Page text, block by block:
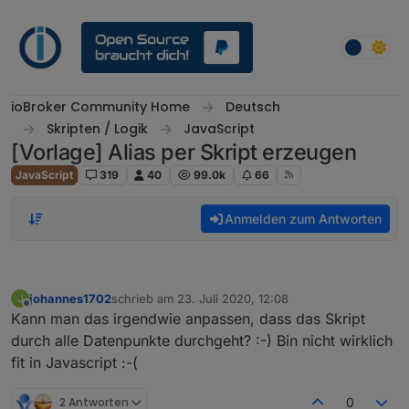
ioBroker Community Home
Deutsch
Skripten / Logik
JavaScript
[Vorlage] Alias per Skript erzeugen
JavaScript 319 40 99.0k 66
Anmelden zum Antworten
J johannes1702schrieb am 23. Juli 2020, 12:08
zuletzt editiert von
Kann man das irgendwie anpassen, dass das Skript
durch alle Datenpunkte durchgeht? :-) Bin nicht wirklich
fit in Javascript :-(
2 Antworten 0